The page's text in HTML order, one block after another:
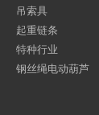
吊索具
起重链条
特种行业
钢丝绳电动葫芦